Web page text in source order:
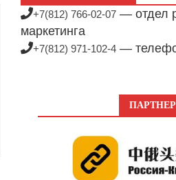
+7(812) 766-02-07 — отдел
маркетинга
+7(812) 971-102-4 —